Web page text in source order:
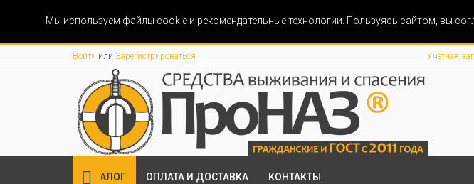
Мы используем файлы cookie и рекомендательные технологии. Пользуясь сайтом, вы
Войти или Зарегистрироваться Учетная
КАТАЛОГ ОПЛАТА И ДОСТАВКА КОНТАКТЫ